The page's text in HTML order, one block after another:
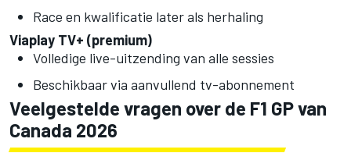
Race en kwalificatie later als herhaling
Viaplay TV+ (premium)
Volledige live-uitzending van alle sessies
Beschikbaar via aanvullend tv-abonnement
Veelgestelde vragen over de F1 GP van
Canada 2026